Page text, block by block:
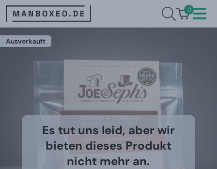
0
Ausverkauft
Es tut uns leid, aber wir
bieten dieses Produkt
nicht mehr an.